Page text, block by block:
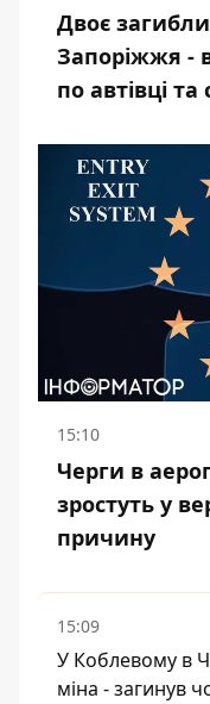
Двоє
Запоріжжя -
по автівці
15:10
Черги в
зростуть у
причину
15:09
У Коблевому в
міна - загинув